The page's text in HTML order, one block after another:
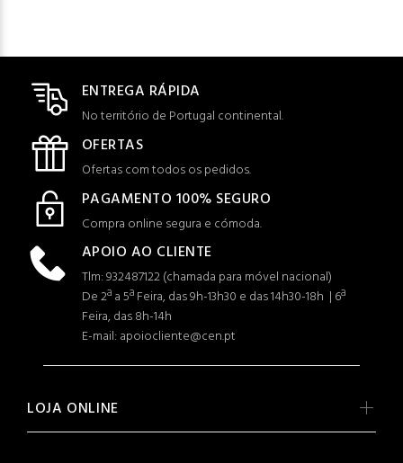
ENTREGA RÁPIDA
No território de Portugal continental.
OFERTAS
Ofertas com todos os pedidos.
PAGAMENTO 100% SEGURO
Compra online segura e cómoda.
APOIO AO CLIENTE
Tlm: 932487122 (chamada para móvel nacional)
De 2ª a 5ª Feira, das 9h-13h30 e das 14h30-18h | 6ª
Feira, das 8h-14h
E-mail: apoiocliente@cen.pt
LOJA ONLINE